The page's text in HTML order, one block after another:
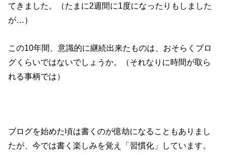
てきました。（たまに2週間に1度になったりもしました
が…）
この10年間、意識的に継続出来たものは、おそらくブロ
グくらいではないでしょうか。（それなりに時間が取ら
れる事柄では）
ブログを始めた頃は書くのが億劫になることもありまし
たが、今では書く楽しみを覚え「習慣化」しています。